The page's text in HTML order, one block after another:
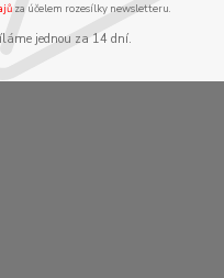
za účelem rozesílky newsletteru.
jednou za 14 dní.